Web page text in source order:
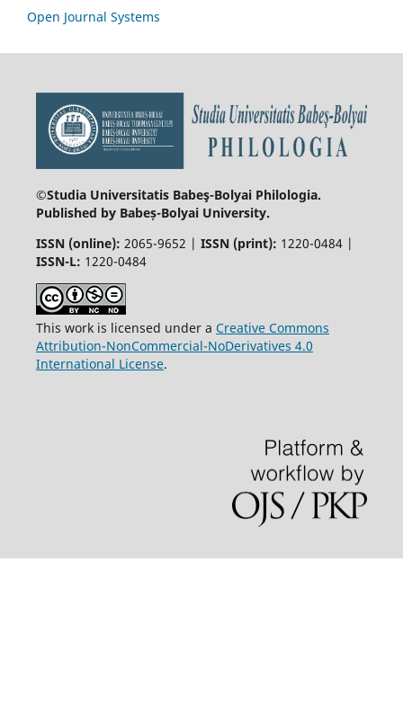
Open Journal Systems
©Studia Universitatis Babeş-Bolyai Philologia.
Published by Babeș-Bolyai University.
ISSN (online): 2065-9652 | ISSN (print): 1220-0484 |
ISSN-L: 1220-0484
This work is licensed under a Creative Commons
Attribution-NonCommercial-NoDerivatives 4.0
International License.